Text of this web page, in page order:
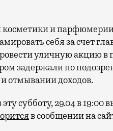
и
себя за счет
уличную акцию в
задержали по
отмывании доходов.
субботу, 29.04 в
в сообщении на